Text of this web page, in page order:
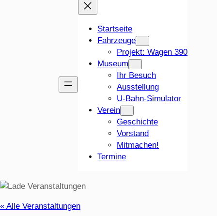
Startseite
Fahrzeuge
Projekt: Wagen 390
Museum
Ihr Besuch
Ausstellung
U-Bahn-Simulator
Verein
Geschichte
Vorstand
Mitmachen!
Termine
« Alle Veranstaltungen